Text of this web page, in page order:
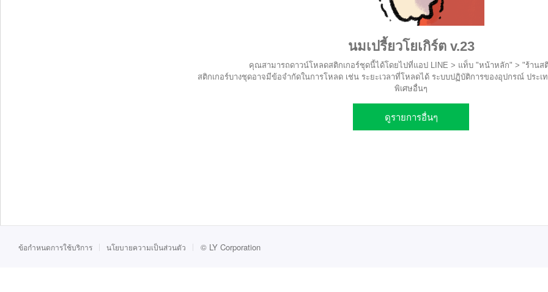
นมเปรี้ยวโยเกิร์ต v.23
คุณสามารถดาวน์โหลดสติกเกอร์ชุดนี้ได้โดยไปที่แอป LINE > แท็บ "หน้าหลัก" > "ร้านส
สติกเกอร์บางชุดอาจมีข้อจำกัดในการโหลด เช่น ระยะเวลาที่โหลดได้ ระบบปฏิบัติการของอุปกรณ์ ประเ
พิเศษอื่นๆ
ดูรายการอื่นๆ
ข้อกำหนดการใช้บริการ นโยบายความเป็นส่วนตัว © LY Corporation